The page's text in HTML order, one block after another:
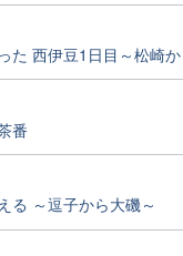
た 西伊豆1日目～松崎
番
る ～逗子から大磯～